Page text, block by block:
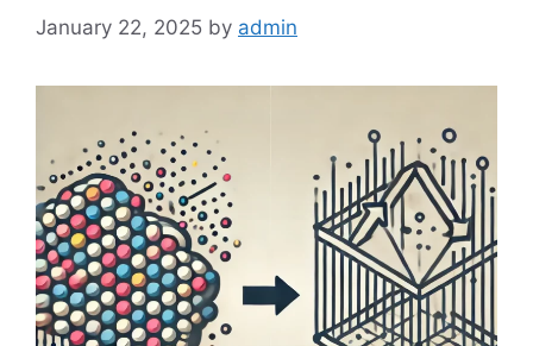
January 22, 2025 by admin